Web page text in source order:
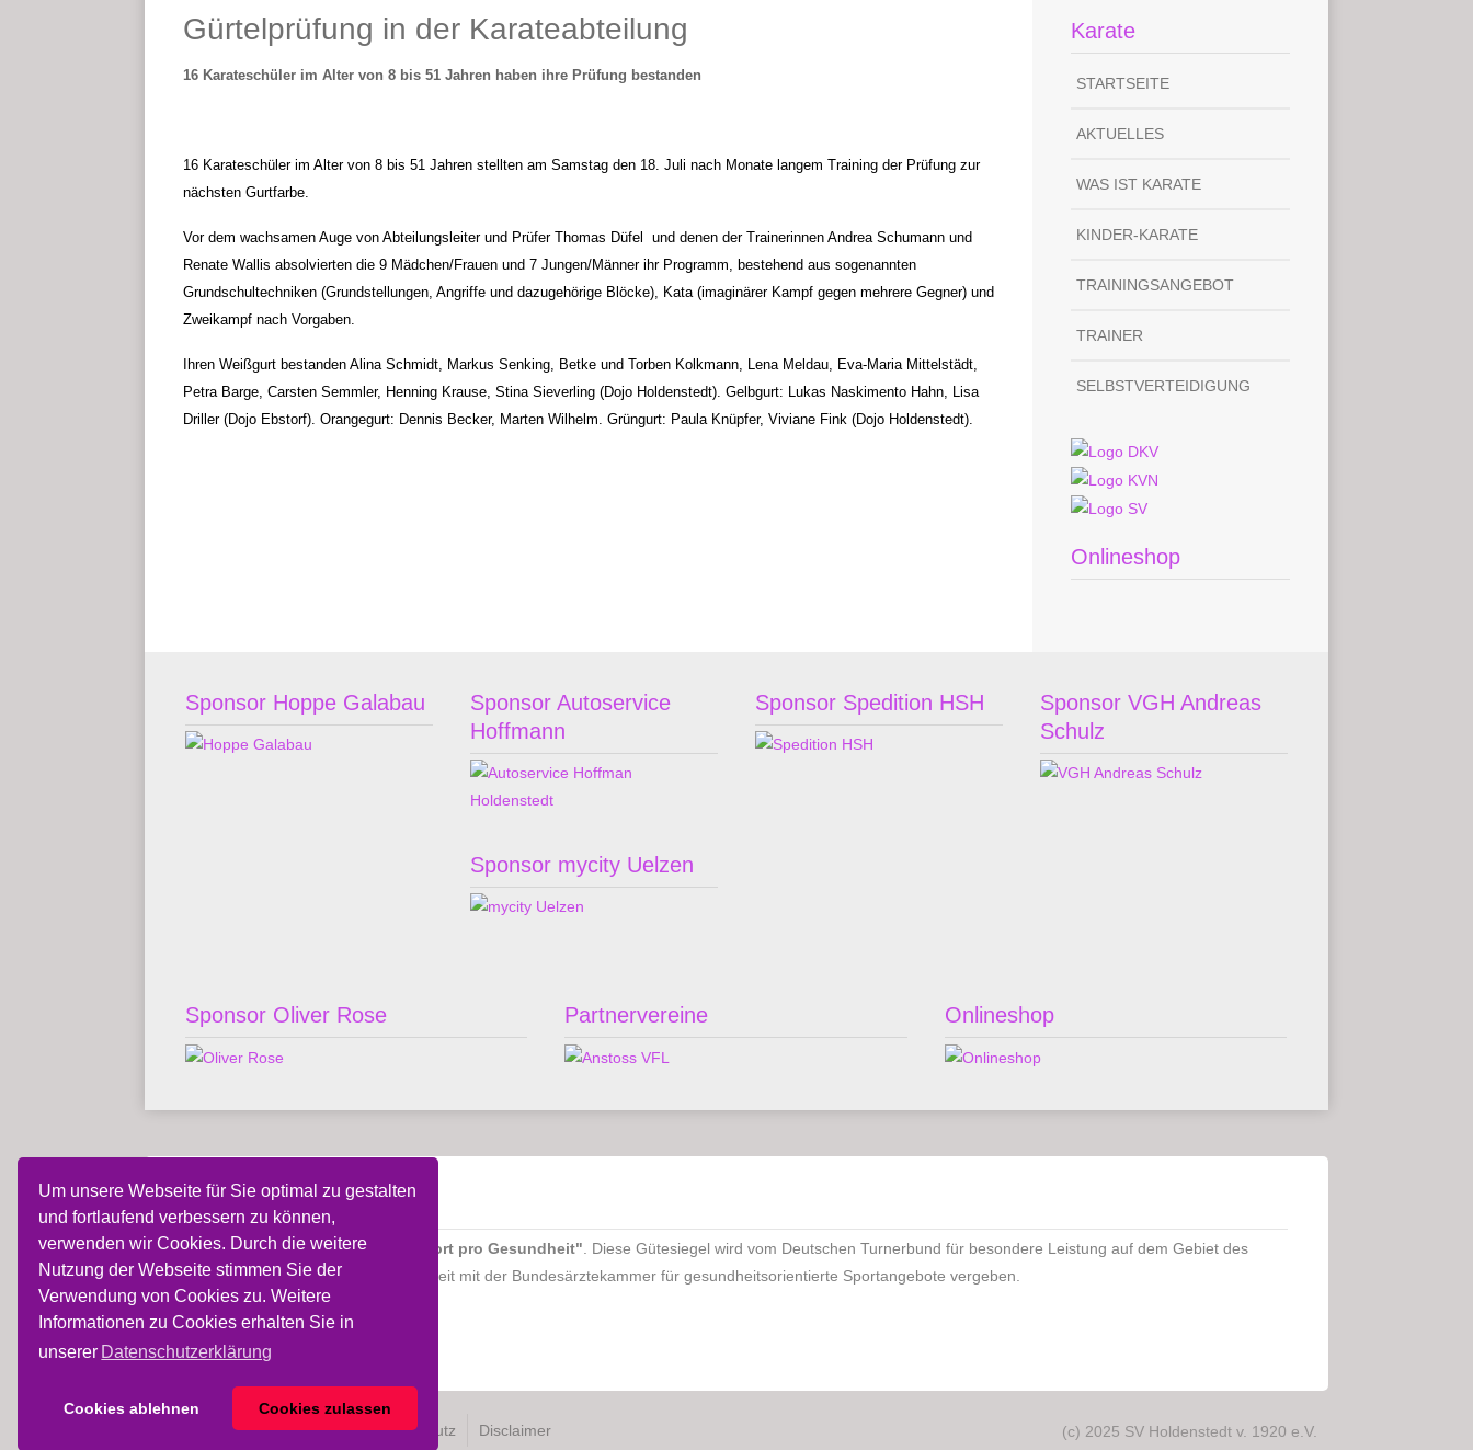
Um unsere Webseite für Sie optimal zu gestalten
und fortlaufend verbessern zu können,
verwenden wir Cookies. Durch die weitere
Nutzung der Webseite stimmen Sie der
Verwendung von Cookies zu. Weitere
Informationen zu Cookies erhalten Sie in
unserer Datenschutzerklärung
Cookies ablehnen Cookies zulassen
Karate
STARTSEITE
AKTUELLES
WAS IST KARATE
KINDER-KARATE
TRAININGSANGEBOT
TRAINER
SELBSTVERTEIDIGUNG
Onlineshop
Gürtelprüfung in der Karateabteilung
16 Karateschüler im Alter von 8 bis 51 Jahren haben ihre Prüfung bestanden
16 Karateschüler im Alter von 8 bis 51 Jahren stellten am Samstag den 18. Juli nach Monate langem Training der Prüfung zur
nächsten Gurtfarbe.
Vor dem wachsamen Auge von Abteilungsleiter und Prüfer Thomas Düfel und denen der Trainerinnen Andrea Schumann und
Renate Wallis absolvierten die 9 Mädchen/Frauen und 7 Jungen/Männer ihr Programm, bestehend aus sogenannten
Grundschultechniken (Grundstellungen, Angriffe und dazugehörige Blöcke), Kata (imaginärer Kampf gegen mehrere Gegner) und
Zweikampf nach Vorgaben.
Ihren Weißgurt bestanden Alina Schmidt, Markus Senking, Betke und Torben Kolkmann, Lena Meldau, Eva-Maria Mittelstädt,
Petra Barge, Carsten Semmler, Henning Krause, Stina Sieverling (Dojo Holdenstedt). Gelbgurt: Lukas Naskimento Hahn, Lisa
Driller (Dojo Ebstorf). Orangegurt: Dennis Becker, Marten Wilhelm. Grüngurt: Paula Knüpfer, Viviane Fink (Dojo Holdenstedt).
Sponsor Hoppe Galabau
Sponsor Autoservice
Hoffmann
Sponsor mycity Uelzen
Sponsor Spedition HSH
Sponsor VGH Andreas
Schulz
Sponsor Oliver Rose Partnervereine Onlineshop
Sport pro Gesundheit
Der SVH besitzt das Gütesiegel " Sport pro Gesundheit" . Diese Gütesiegel wird vom Deutschen Turnerbund für besondere Leistung auf dem Gebiet des
Gesundheitssports in Zusammenarbeit mit der Bundesärztekammer für gesundheitsorientierte Sportangebote vergeben.
Allg. Nutzungsbedingungen Datenschutz Disclaimer (c) 2025 SV Holdenstedt v. 1920 e.V.